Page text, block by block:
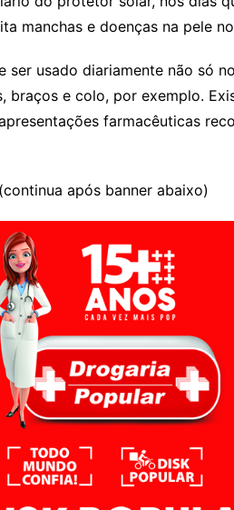
manchas e doenças na pele
usado diariamente não só
braços e colo, por exemplo.
farmacêuticas
(continua após banner abaixo)